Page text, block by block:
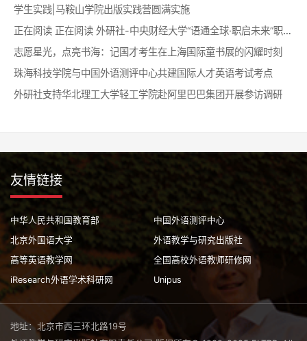
学生实践|马鞍山学院出版实践营圆满实施
正在阅读 正在阅读 外研社-中央财经大学“语通全球·职启未来”职业认知拓展训练营成功举办
志愿星光，点亮书海：记国才考生在上海国际童书展的闪耀时刻
珠海科技学院与中国外语测评中心共建国际人才英语考试考点
外研社支持华北理工大学轻工学院赴阿里巴巴集团开展参访调研
友情链接
中华人民共和国教育部
中国外语测评中心
北京外国语大学
外语教学与研究出版社
高等英语教学网
全国高校外语教师研修网
iResearch外语学术科研网
Unipus
地址：北京市西三环北路19号